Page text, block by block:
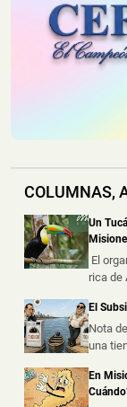
Dos
Dos
📅 5
la
Un
📅 5
Un
COLUMNAS,
Un
El
rica de
El
Nota
una
En